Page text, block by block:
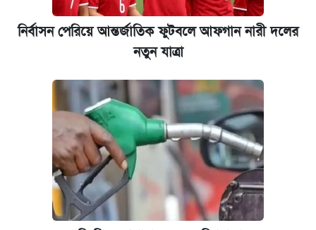
নির্বাসন পেরিয়ে আন্তর্জাতিক ফুটবলে আফগান নারী দলের
নতুন যাত্রা